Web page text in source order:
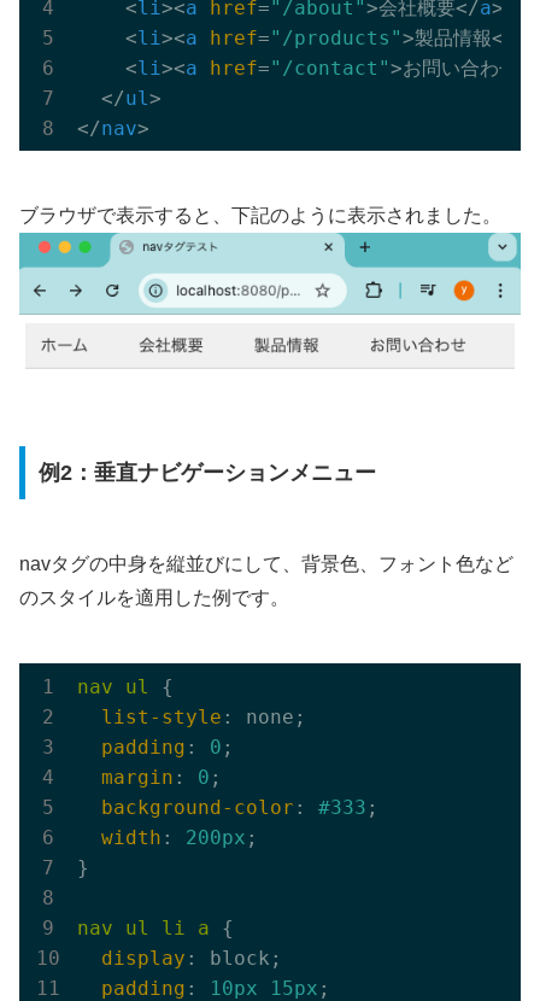
<li><a href="/about">会社概要</a>
<li><a href="/products">製品情報</
<li><a href="/contact">お問い合わせ
</ul>
</nav>
ブラウザで表示すると、下記のように表示されました。
例2：垂直ナビゲーションメニュー
navタグの中身を縦並びにして、背景色、フォント色など
のスタイルを適用した例です。
nav ul
{
list-style : none;
padding : 0 ;
margin : 0 ;
background-color : #333 ;
width : 200px ;
}
nav ul li a {
display : block;
padding : 10px 15px ;